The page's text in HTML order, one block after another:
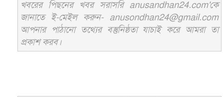
খবরের পিছনের খবর সরাসরি anusandhan24.com'কে
জানাতে ই-মেইল করুন- anusondhan24@gmail.com
আপনার পাঠানো তথ্যের বস্তুনিষ্ঠতা যাচাই করে আমরা তা
প্রকাশ করব।